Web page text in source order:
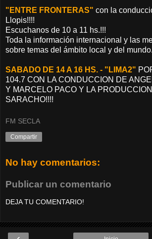
"ENTRE FRONTERAS" con la
Llopis!!!!
Escuchanos de 10 a 11 hs.!!!
Toda la información internacional y las
sobre temas del ámbito local y del mundo.
SABADO DE 14 A 16 HS. - "LIMA2"
104.7 CON LA CONDUCCION DE
Y MARCELO PACO Y LA
SARACHO!!!!
FM SECLA
Compartir
No hay comentarios:
Publicar un comentario
DEJA TU COMENTARIO!